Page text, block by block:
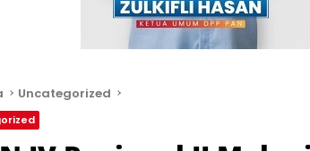
Uncategorized